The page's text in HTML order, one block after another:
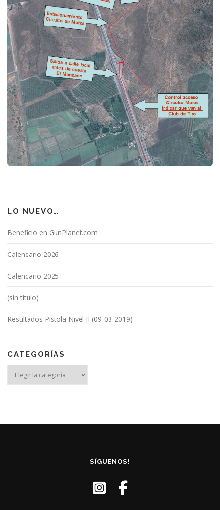
LO NUEVO…
Beneficio en GunPlanet.com
Calendario 2026
Calendario 2025
(sin título)
Resultados Pistola Nivel II (09-03-2019)
CATEGORÍAS
SÍGUENOS!